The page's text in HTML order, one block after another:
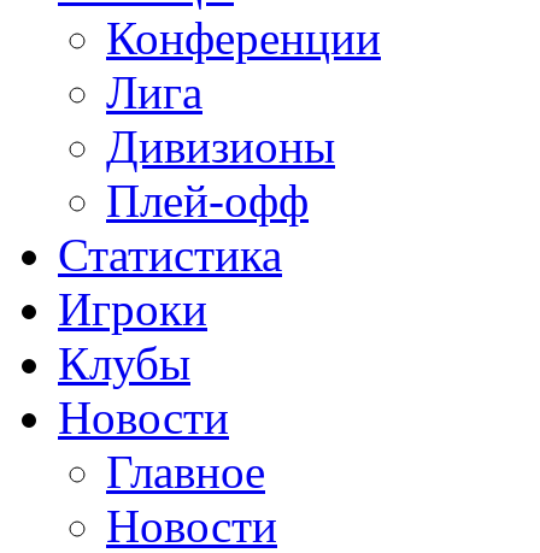
Конференции
Лига
Дивизионы
Плей-офф
Статистика
Игроки
Клубы
Новости
Главное
Новости